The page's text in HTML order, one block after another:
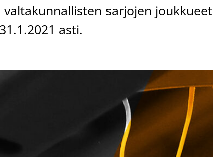
sarjojen joukkueet
asti.